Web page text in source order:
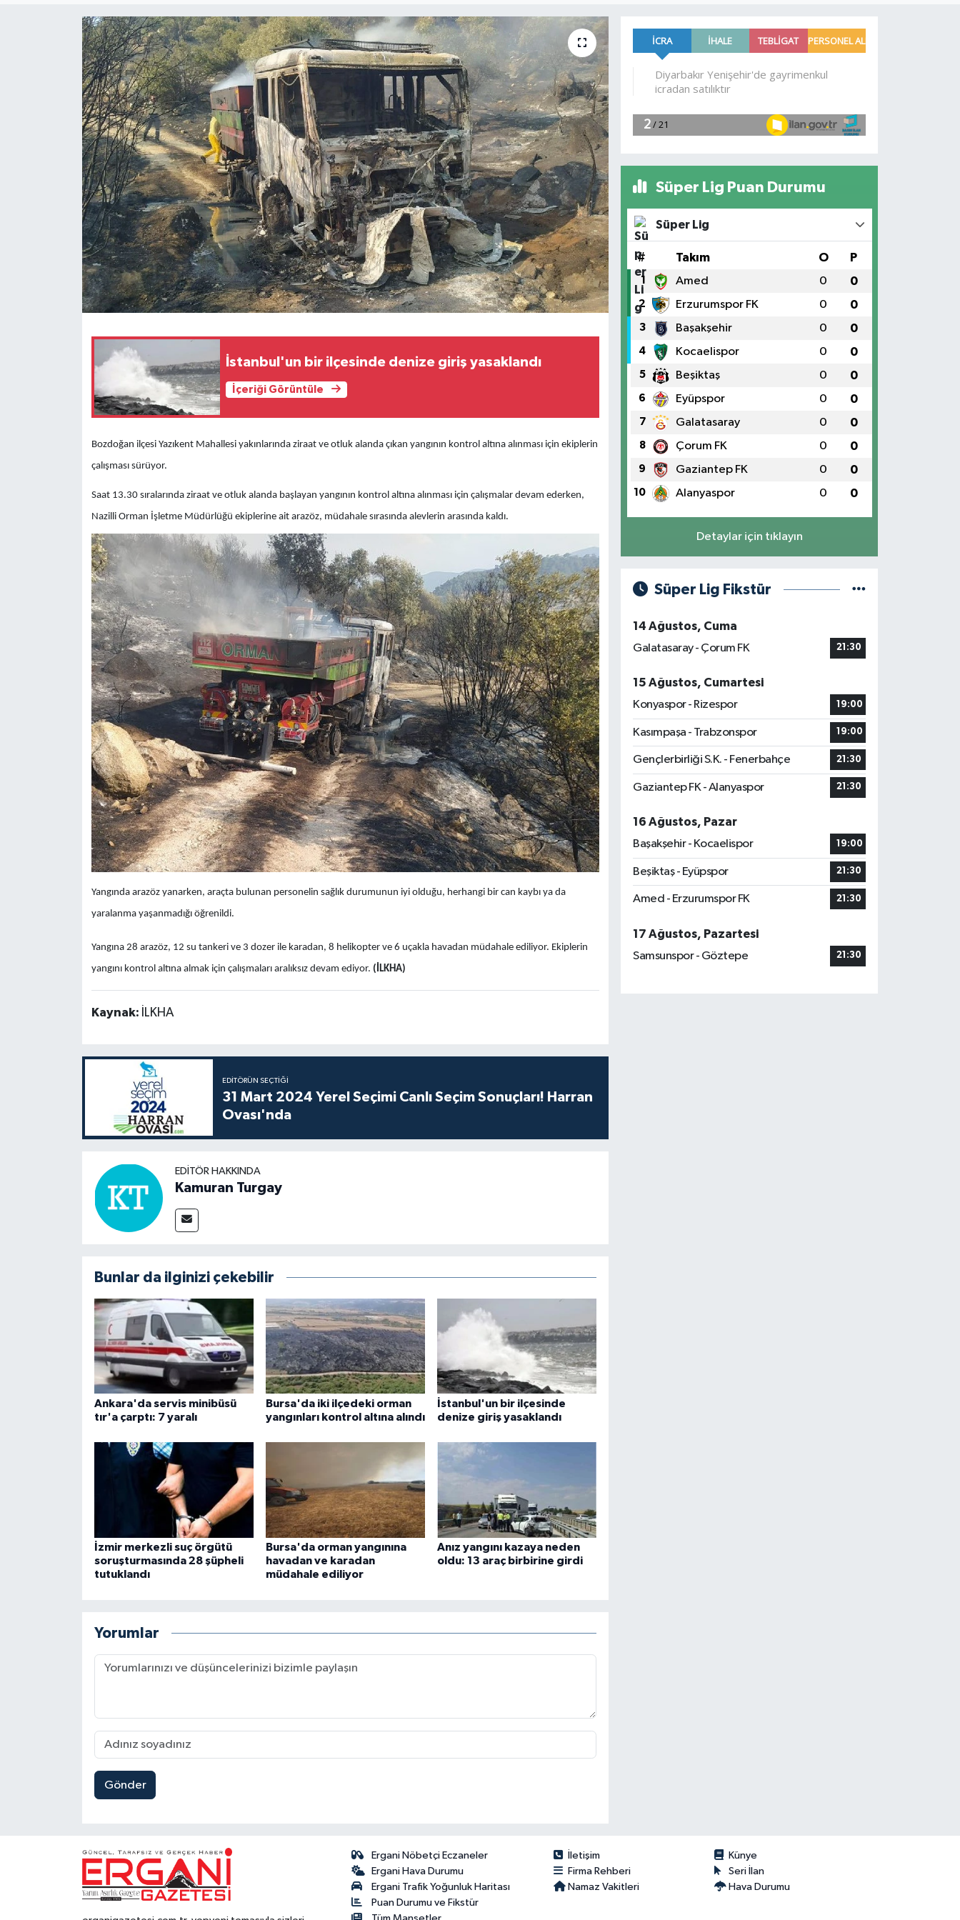
İstanbul'un bir ilçesinde denize giriş yasaklandı
İçeriği Görüntüle
Bozdoğan ilçesi Yazıkent Mahallesi yakınlarında ziraat ve otluk alanda çıkan yangının kontrol altına alınması için ekiplerin
çalışması sürüyor.
Saat 13.30 sıralarında ziraat ve otluk alanda başlayan yangının kontrol altına alınması için çalışmalar devam ederken,
Nazilli Orman İşletme Müdürlüğü ekiplerine ait arazöz, müdahale sırasında alevlerin arasında kaldı.
Yangında arazöz yanarken, araçta bulunan personelin sağlık durumunun iyi olduğu, herhangi bir can kaybı ya da
yaralanma yaşanmadığı öğrenildi.
Yangına 28 arazöz, 12 su tankeri ve 3 dozer ile karadan, 8 helikopter ve 6 uçakla havadan müdahale ediliyor. Ekiplerin
yangını kontrol altına almak için çalışmaları aralıksız devam ediyor. (İLKHA)
Kaynak: İLKHA
EDITÖRÜN SEÇTIĞI
31 Mart 2024 Yerel Seçimi Canlı Seçim Sonuçları! Harran
Ovası'nda
EDITÖR HAKKINDA
Kamuran Turgay
Bunlar da ilginizi çekebilir
Ankara'da servis minibüsü
tır'a çarptı: 7 yaralı
Bursa'da iki ilçedeki orman
yangınları kontrol altına alındı
İstanbul'un bir ilçesinde
denize giriş yasaklandı
İzmir merkezli suç örgütü
soruşturmasında 28 şüpheli
tutuklandı
Bursa'da orman yangınına
havadan ve karadan
müdahale ediliyor
Anız yangını kazaya neden
oldu: 13 araç birbirine girdi
Yorumlar
Gönder
Süper Lig Puan Durumu
Süper Lig
# Takım O P
1 Amed 0 0
2 Erzurumspor FK 0 0
3 Başakşehir 0 0
4 Kocaelispor 0 0
5 Beşiktaş 0 0
6 Eyüpspor 0 0
7 Galatasaray 0 0
8 Çorum FK 0 0
9 Gaziantep FK 0 0
10 Alanyaspor 0 0
Detaylar için tıklayın
Süper Lig Fikstür
14 Ağustos, Cuma
Galatasaray - Çorum FK
21:30
15 Ağustos, Cumartesi
Konyaspor - Rizespor
19:00
Kasımpaşa - Trabzonspor 19:00
Gençlerbirliği S.K. - Fenerbahçe 21:30
Gaziantep FK - Alanyaspor 21:30
16 Ağustos, Pazar
Başakşehir - Kocaelispor
19:00
Beşiktaş - Eyüpspor 21:30
Amed - Erzurumspor FK 21:30
17 Ağustos, Pazartesi
Samsunspor - Göztepe
21:30
Ergani Nöbetçi Eczaneler
Ergani Hava Durumu
Ergani Trafik Yoğunluk Haritası
Puan Durumu ve Fikstür
İletişim
Künye
Firma Rehberi
Seri İlan
Namaz Vakitleri
Hava Durumu
Bi̇li̇m & Teknoloji̇